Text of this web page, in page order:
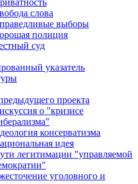
слова
выборы
полиция
суд
указатель
проекта
о "кризисе
консерватизма
идея
легитимации "управляемой
уголовного и